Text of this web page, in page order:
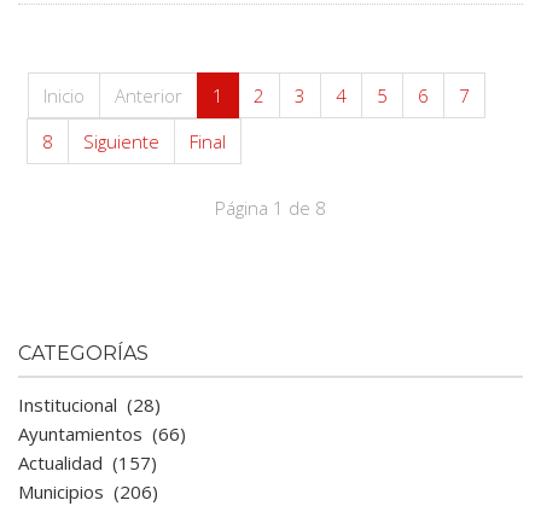
Inicio Anterior 1 2 3 4 5 6
7
8
Siguiente Final
Página 1 de 8
CATEGORÍAS
Institucional (28)
Ayuntamientos (66)
Actualidad (157)
Municipios (206)